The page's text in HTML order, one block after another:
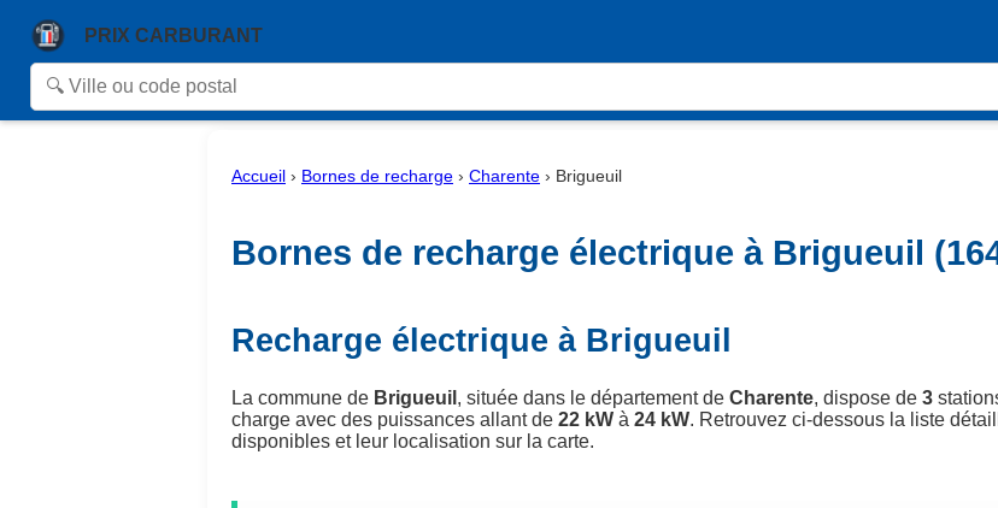
PRIX CARBURANT
Accueil › Bornes de recharge › Charente › Brigueuil
Bornes de recharge électrique à Brigueuil
Recharge électrique à Brigueuil
La commune de Brigueuil , située dans le département de Charente, dispose de 3
charge avec des puissances allant de 22 kW à 24 kW. Retrouvez ci-dessous la liste
disponibles et leur localisation sur la carte.